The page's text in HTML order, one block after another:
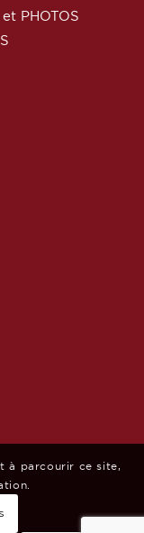
PHOTOS
à parcourir ce site,